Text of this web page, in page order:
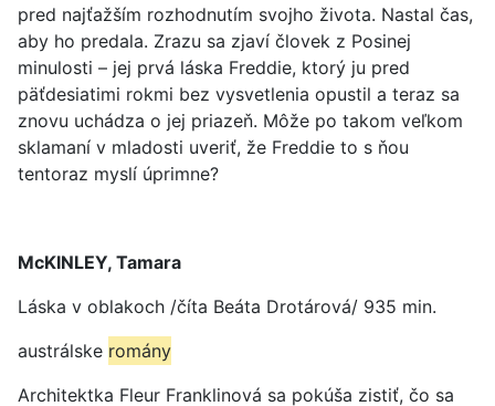
pred najťažším rozhodnutím svojho života. Nastal čas,
aby ho predala. Zrazu sa zjaví človek z Posinej
minulosti – jej prvá láska Freddie, ktorý ju pred
päťdesiatimi rokmi bez vysvetlenia opustil a teraz sa
znovu uchádza o jej priazeň. Môže po takom veľkom
sklamaní v mladosti uveriť, že Freddie to s ňou
tentoraz myslí úprimne?
McKINLEY, Tamara
Láska v oblakoch /číta Beáta Drotárová/ 935 min.
austrálske romány
Architektka Fleur Franklinová sa pokúša zistiť, čo sa